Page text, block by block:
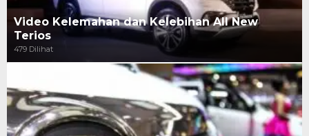
Video Kelemahan dan Kelebihan All New
Terios
479 Dilihat